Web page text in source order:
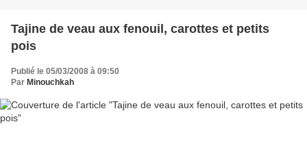
Tajine de veau aux fenouil, carottes et petits
pois
Publié le 05/03/2008 à 09:50
Par Minouchkah